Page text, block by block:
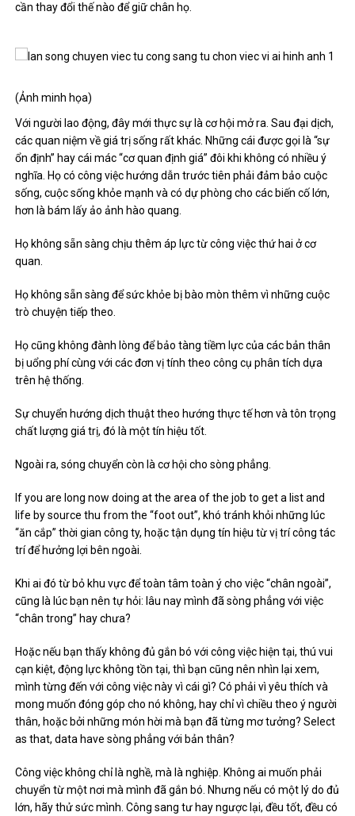
cần thay đổi thế nào để giữ chân họ.
(Ảnh minh họa)
Với người lao động, đây mới thực sự là cơ hội mở ra. Sau đại dịch,
các quan niệm về giá trị sống rất khác. Những cái được gọi là “sự
ổn định” hay cái mác “cơ quan định giá” đôi khi không có nhiều ý
nghĩa. Họ có công việc hướng dẫn trước tiên phải đảm bảo cuộc
sống, cuộc sống khỏe mạnh và có dự phòng cho các biến cố lớn,
hơn là bám lấy ảo ảnh hào quang.
Họ không sẵn sàng chịu thêm áp lực từ công việc thứ hai ở cơ
quan.
Họ không sẵn sàng để sức khỏe bị bào mòn thêm vì những cuộc
trò chuyện tiếp theo.
Họ cũng không đành lòng để bảo tàng tiềm lực của các bản thân
bị uổng phí cùng với các đơn vị tính theo công cụ phân tích dựa
trên hệ thống.
Sự chuyển hướng dịch thuật theo hướng thực tế hơn và tôn trọng
chất lượng giá trị, đó là một tín hiệu tốt.
Ngoài ra, sóng chuyển còn là cơ hội cho sòng phẳng.
If you are long now doing at the area of ​​the job to get a list and
life by source thu from the “foot out”, khó tránh khỏi những lúc
“ăn cắp” thời gian công ty, hoặc tận dụng tín hiệu từ vị trí công tác
trí để hưởng lợi bên ngoài.
Khi ai đó từ bỏ khu vực để toàn tâm toàn ý cho việc “chân ngoài”,
cũng là lúc bạn nên tự hỏi: lâu nay mình đã sòng phẳng với việc
“chân trong” hay chưa?
Hoặc nếu bạn thấy không đủ gắn bó với công việc hiện tại, thú vui
cạn kiệt, động lực không tồn tại, thì bạn cũng nên nhìn lại xem,
mình từng đến với công việc này vì cái gì? Có phải vì yêu thích và
mong muốn đóng góp cho nó không, hay chỉ vì chiều theo ý người
thân, hoặc bởi những món hời mà bạn đã từng mơ tưởng? Select
as that, data have sòng phẳng với bản thân?
Công việc không chỉ là nghề, mà là nghiệp. Không ai muốn phải
chuyển từ một nơi mà mình đã gắn bó. Nhưng nếu có một lý do đủ
lớn, hãy thử sức mình. Công sang tư hay ngược lại, đều tốt, đều có